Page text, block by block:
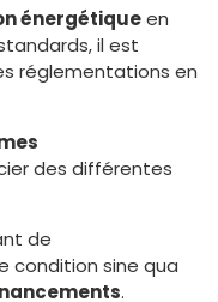
énergétiqueen
il est
réglementations en
des différentes
de
condition sine qua
.